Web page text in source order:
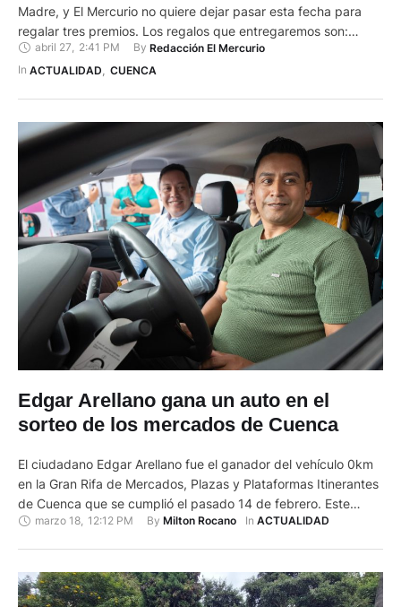
Madre, y El Mercurio no quiere dejar pasar esta fecha para
regalar tres premios. Los regalos que entregaremos son:
Todos los que quieran participar deben inscribirse en un
sorteo que llevaremos a cabo el próximo 8 de mayo de 2025.
abril 27, 2:41 PM By Redacción El Mercurio
In ACTUALIDAD CUENCA
Edgar Arellano gana un auto en el
sorteo de los mercados de Cuenca
El ciudadano Edgar Arellano fue el ganador del vehículo 0km
en la Gran Rifa de Mercados, Plazas y Plataformas Itinerantes
de Cuenca que se cumplió el pasado 14 de febrero. Este
martes, se realizó la entrega oficial del automóvil Chevrolet
marzo 18 12:12 PM By Milton Rocano In ACTUALIDAD